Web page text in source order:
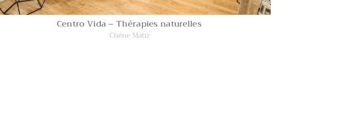
Centro Vida – Thérapies naturelles
Chêne Matiz